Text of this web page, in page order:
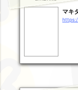
マキ